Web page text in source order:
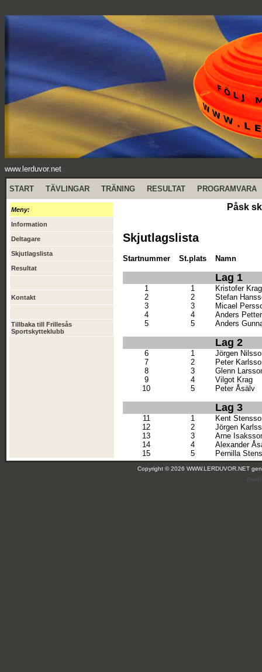
www.lerduvor.net
START TÄVLINGAR TRÄNING RESULTAT PROGRAMVARA
Meny:
Information
Deltagare
Skjutlagslista
Resultat
Kontakt
Tillbaka till Frillesås
Sportskytteklubb
Påsk
Skjutlagslista
Startnummer St.plats Namn
Lag 1
1 1
Kristofer Krag
2
2
Stefan
3
3
Micael
4
4
Anders
5
5 Anders
Lag 2
6 1
Jörgen
7
2
Peter
8
3
Glenn
9
4
Vilgot Krag
10
5 Peter Åsälv
Lag 3
11 1
Kent
12
2
Jörgen
13
3
Arne
14
4
Alexander
15
5 Pernilla
Copyright © 2026 WWW.LERDUVOR.NET